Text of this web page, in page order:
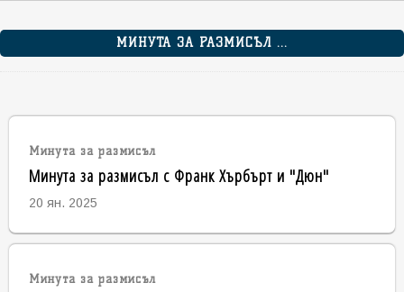
МИНУТА ЗА РАЗМИСЪЛ ...
Минута за размисъл
Минута за размисъл с Франк Хърбърт и "Дюн"
20 ян. 2025
Минута за размисъл